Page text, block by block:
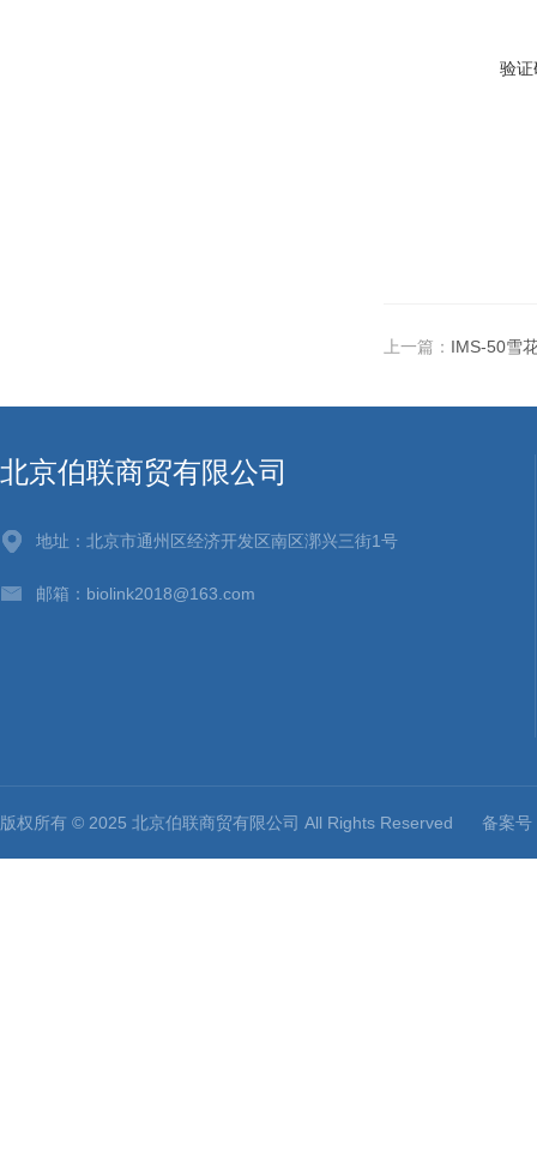
验证
上一篇： IMS-50雪花
北京伯联商贸有限公司
地址：北京市通州区经济开发区南区漷兴三街1号
邮箱：biolink2018@163.com
版权所有 © 2025 北京伯联商贸有限公司 All Rights Reserved 备案号